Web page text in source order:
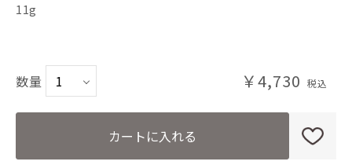
数量 ￥4,730
11g
カートに入れる